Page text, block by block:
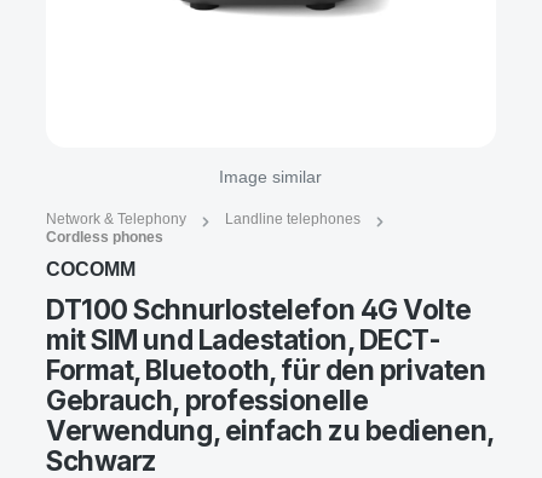
Image similar
Network & Telephony
Landline telephones
Cordless phones
COCOMM
DT100 Schnurlostelefon 4G Volte
mit SIM und Ladestation, DECT-
Format, Bluetooth, für den privaten
Gebrauch, professionelle
Verwendung, einfach zu bedienen,
Schwarz